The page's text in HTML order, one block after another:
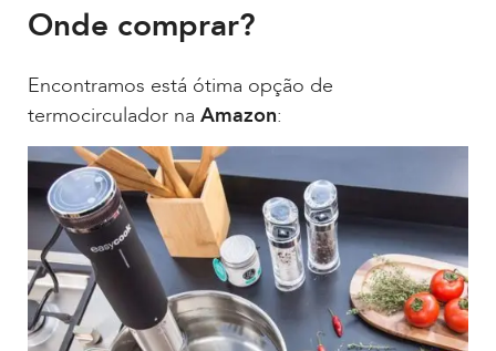
Onde comprar?
Encontramos está ótima opção de
termocirculador na Amazon: